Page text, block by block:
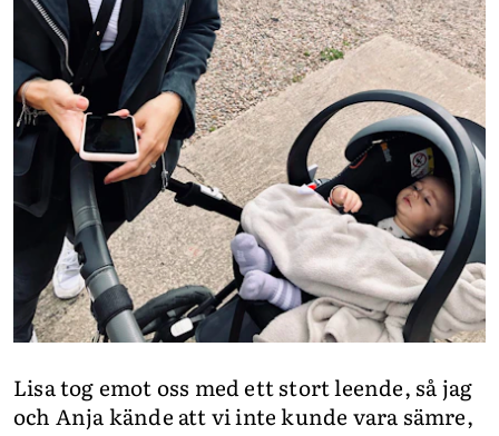
Lisa tog emot oss med ett stort leende, så jag
och Anja kände att vi inte kunde vara sämre,